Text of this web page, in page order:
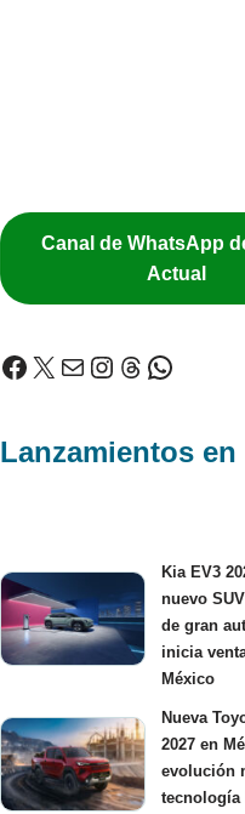
Canal de WhatsApp
Actual
Lanzamientos en
Kia EV3
nuevo
de gran
inicia
México
Nueva
2027 en
evolución
tecnología